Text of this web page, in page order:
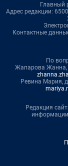
Главный
Адрес редакции:
Контактные
По
Жапарова Жанна,
Ревина Мария,
Редакция